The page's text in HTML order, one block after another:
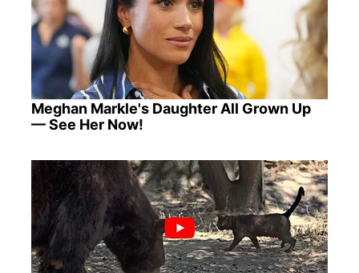
Meghan Markle's Daughter All Grown Up
— See Her Now!